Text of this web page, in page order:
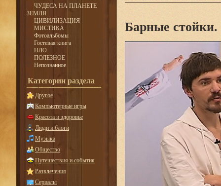
ЧУДЕСА НА ПЛАНЕТЕ
ЗЕМЛЯ
ЦИВИЛИЗАЦИЯ
МИСТИКА
Фотоальбомы
Гостевая книга
НЛО
ПОЛЕЗНОЕ
Непознанное
Категории раздела
Другое
Компьютерные игры
Красота и здоровье
Люди и блоги
Музыка
Общество
Путешествия и события
Развлечения
Сериалы
Барные